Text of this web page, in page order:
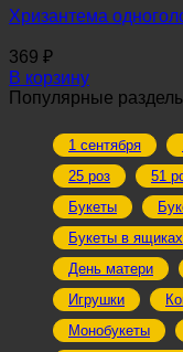
Хризантема
369 ₽
В корзину
Популярные
1 сентября
25 роз
51
Букеты
Букеты в ящиках
День матери
Игрушки
Монобукеты